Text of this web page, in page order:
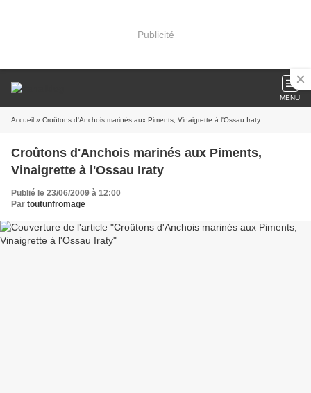
Publicité
MENU
Accueil » Croûtons d'Anchois marinés aux Piments, Vinaigrette à l'Ossau Iraty
Croûtons d'Anchois marinés aux Piments,
Vinaigrette à l'Ossau Iraty
Publié le 23/06/2009 à 12:00
Par toutunfromage